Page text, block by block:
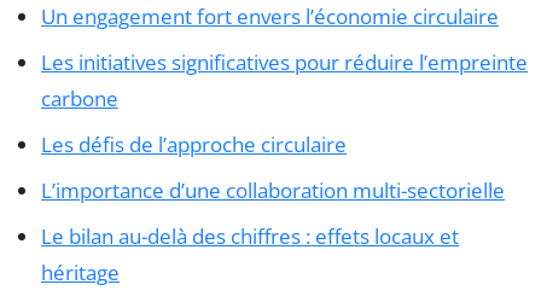
Un engagement fort envers l’économie circulaire
Les initiatives significatives pour réduire l’empreinte
carbone
Les défis de l’approche circulaire
L’importance d’une collaboration multi-sectorielle
Le bilan au-delà des chiffres : effets locaux et
héritage